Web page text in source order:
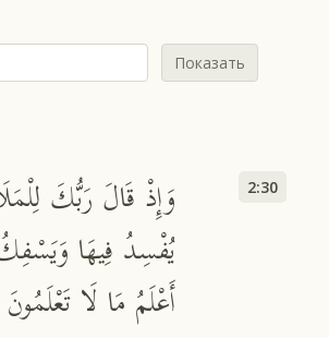
Показать
وَإِذْ قَالَ رَبُّكَ
يُفْسِدُ فِيهَا
أَعْلَمُ مَا لَا تَعْلَمُونَ
2:30